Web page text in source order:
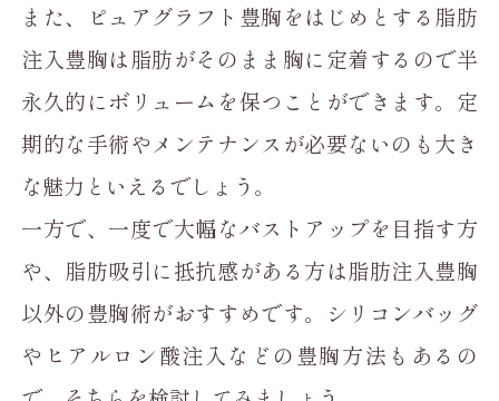
また、ピュアグラフト豊胸をはじめとする脂肪
注入豊胸は脂肪がそのまま胸に定着するので半
永久的にボリュームを保つことができます。定
期的な手術やメンテナンスが必要ないのも大き
な魅力といえるでしょう。
一方で、一度で大幅なバストアップを目指す方
や、脂肪吸引に抵抗感がある方は脂肪注入豊胸
以外の豊胸術がおすすめです。シリコンバッグ
やヒアルロン酸注入などの豊胸方法もあるの